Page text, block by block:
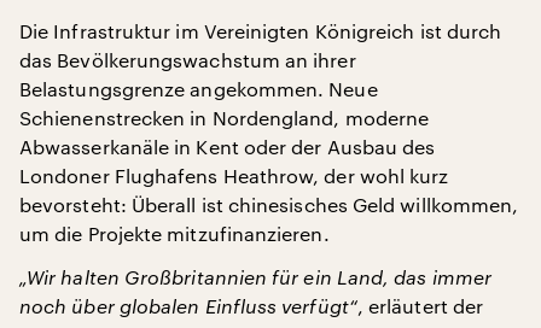
Die Infrastruktur im Vereinigten Königreich ist durch
das Bevölkerungswachstum an ihrer
Belastungsgrenze angekommen. Neue
Schienenstrecken in Nordengland, moderne
Abwasserkanäle in Kent oder der Ausbau des
Londoner Flughafens Heathrow, der wohl kurz
bevorsteht: Überall ist chinesisches Geld willkommen,
um die Projekte mitzufinanzieren.
„Wir halten Großbritannien für ein Land, das immer
noch über globalen Einfluss verfügt“, erläutert der